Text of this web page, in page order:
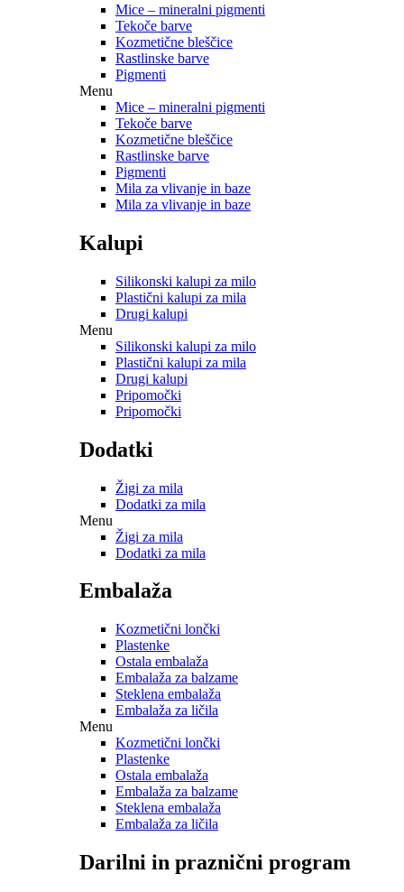
Mice – mineralni pigmenti
Tekoče barve
Kozmetične bleščice
Rastlinske barve
Pigmenti
Menu
Mice – mineralni pigmenti
Tekoče barve
Kozmetične bleščice
Rastlinske barve
Pigmenti
Mila za vlivanje in baze
Mila za vlivanje in baze
Kalupi
Silikonski kalupi za milo
Plastični kalupi za mila
Drugi kalupi
Menu
Silikonski kalupi za milo
Plastični kalupi za mila
Drugi kalupi
Pripomočki
Pripomočki
Dodatki
Žigi za mila
Dodatki za mila
Menu
Žigi za mila
Dodatki za mila
Embalaža
Kozmetični lončki
Plastenke
Ostala embalaža
Embalaža za balzame
Steklena embalaža
Embalaža za ličila
Menu
Kozmetični lončki
Plastenke
Ostala embalaža
Embalaža za balzame
Steklena embalaža
Embalaža za ličila
Darilni in praznični program